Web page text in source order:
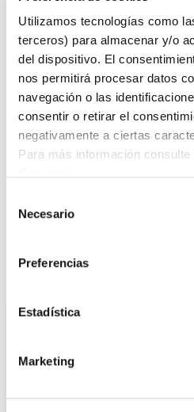
Utilizamos tecnologías como
terceros) para almacenar y/o
del dispositivo. El
nos permitirá procesar datos
navegación o las
consentir o retirar el
negativamente a ciertas
Para más información consulte
Necesario
Preferencias
Estadística
Marketing
Click&Collect - Recogida gratis
en nuestras tiendas
También te puede interesar